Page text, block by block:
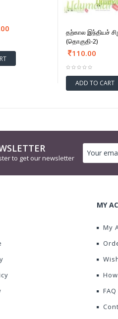
தற்கால இந்தியச்
(தொகுதி-2)
110.00
ADD TO CART
to get our newsletter
MY
My
FAQ